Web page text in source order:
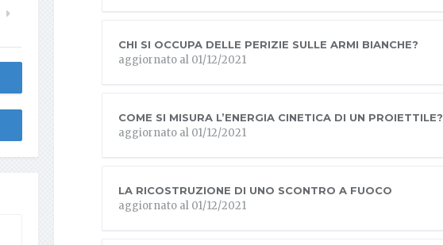
CHI SI OCCUPA DELLE PERIZIE SULLE ARMI BIANCHE?
aggiornato al 01/12/2021
COME SI MISURA L’ENERGIA CINETICA DI UN PROIETTILE?
aggiornato al 01/12/2021
LA RICOSTRUZIONE DI UNO SCONTRO A FUOCO
aggiornato al 01/12/2021